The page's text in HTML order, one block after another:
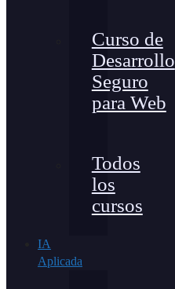
Curso de
Desarrollo
Seguro
para Web
Todos
los
cursos
IA
Aplicada